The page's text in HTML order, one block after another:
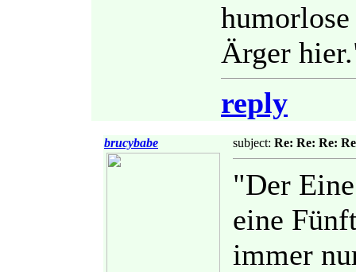
Ärger
reply
brucybabe subject: Re: Re: Re:
"Der
eine
immer